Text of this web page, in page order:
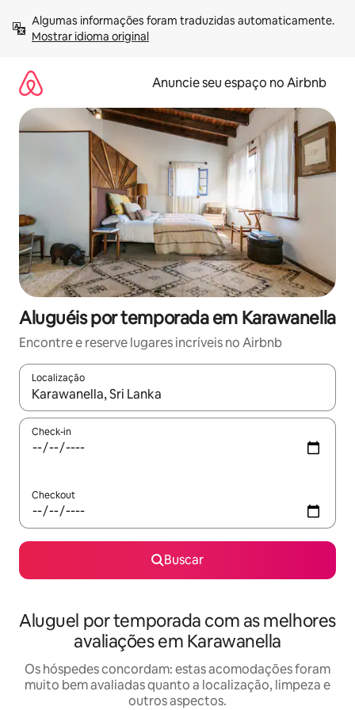
para
Mostrar idioma original
Anuncie seu espaço no Airbnb
Aluguéis por temporada em Karawanella
Encontre e reserve lugares incríveis no Airbnb
Localização
Quando os resultados estiverem disponíveis, explore-os
Check-in
Checkout
Buscar
Aluguel por temporada com as melhores
avaliações em Karawanella
Os hóspedes concordam: estas acomodações foram
muito bem avaliadas quanto a localização, limpeza e
outros aspectos.